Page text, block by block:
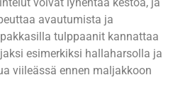
avautumista ja
tulppaanit kannattaa
esimerkiksi hallaharsolla ja
viileässä ennen maljakkoon